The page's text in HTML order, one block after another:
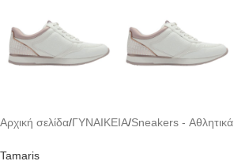
Αρχική σελίδα/ΓΥΝΑΙΚΕΙΑ/Sneakers - Αθλητικά
Tamaris